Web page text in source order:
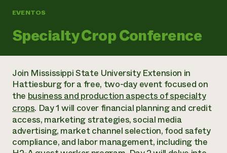
Misión y visión
ATTRA
Liderazgo
Personal
Regiones
Consejo de Administración
Carreras profesionales
ATTRA
Abundante Ogallala
Biochar Policy Project
Pastoreo regenerativo
Tierra para el agua
Programa de transición a la asociación orgánica
Programa de mejora de la calidad de la lana
Gestión empresarial y de riesgos
Cultivos
Energía, herramientas y equipos agrícolas
Métodos agrícolas y ganaderos
Ganadería
Marketing
Agricultura y ganadería ecológicas
Formación "Armed to Farm
Calendario de actos
EVENTOS
Specialty Crop Conference
Join Mississippi State University Extension in
Hattiesburg for a free, two-day event focused on
thebusiness and production aspects of specialty
crops. Day 1 will cover financial planning and credit
access, marketing strategies, social media
advertising, market channel selection, food safety
compliance, and labor management, including the